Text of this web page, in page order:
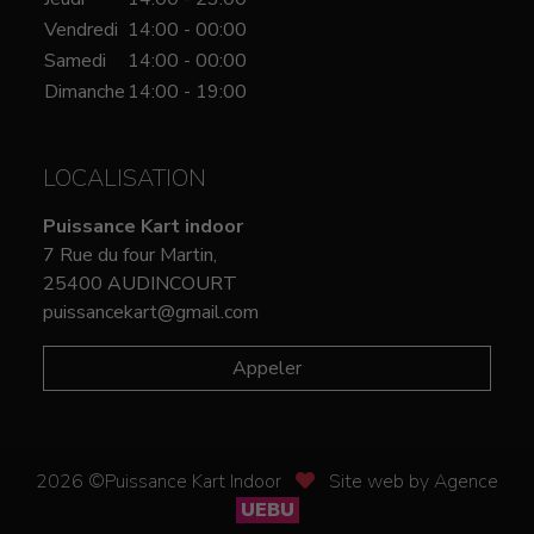
Vendredi 14:00 - 00:00
Samedi
14:00 - 00:00
Dimanche 14:00 - 19:00
LOCALISATION
Puissance Kart indoor
7 Rue du four Martin,
25400 AUDINCOURT
puissancekart@gmail.com
Appeler
2026 ©Puissance Kart Indoor
Site web by Agence
UEBU